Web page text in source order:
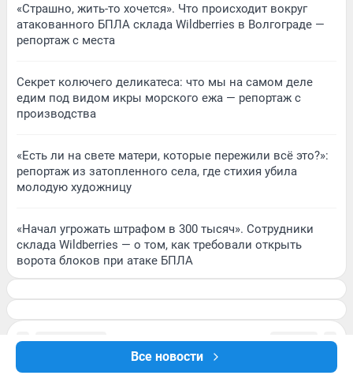
Все новости
«Страшно, жить-то хочется». Что происходит вокруг
атакованного БПЛА склада Wildberries в Волгограде —
репортаж с места
Секрет колючего деликатеса: что мы на самом деле
едим под видом икры морского ежа — репортаж с
производства
«Есть ли на свете матери, которые пережили всё это?»:
репортаж из затопленного села, где стихия убила
молодую художницу
«Начал угрожать штрафом в 300 тысяч». Сотрудники
склада Wildberries — о том, как требовали открыть
ворота блоков при атаке БПЛА